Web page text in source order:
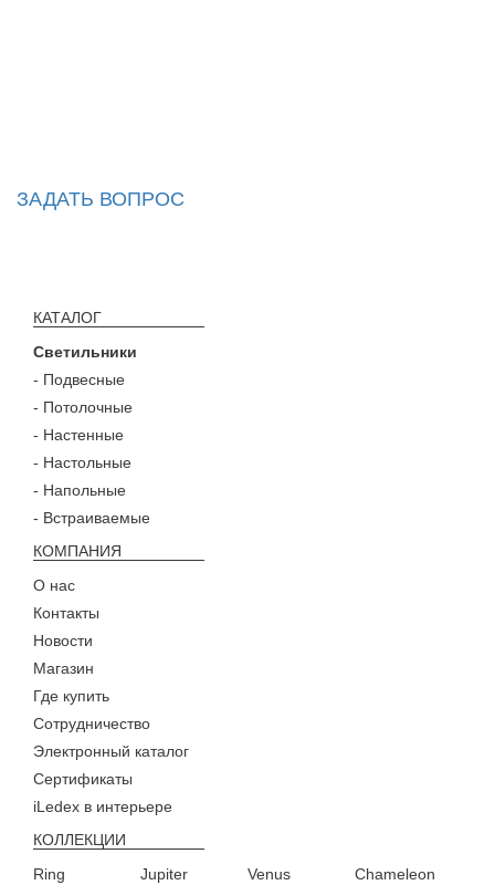
ЗАДАТЬ ВОПРОС
КАТАЛОГ
Светильники
- Подвесные
- Потолочные
- Настенные
- Настольные
- Напольные
- Встраиваемые
КОМПАНИЯ
О нас
Контакты
Новости
Магазин
Где купить
Сотрудничество
Электронный каталог
Сертификаты
iLedex в интерьере
КОЛЛЕКЦИИ
Ring
Jupiter Venus Chameleon